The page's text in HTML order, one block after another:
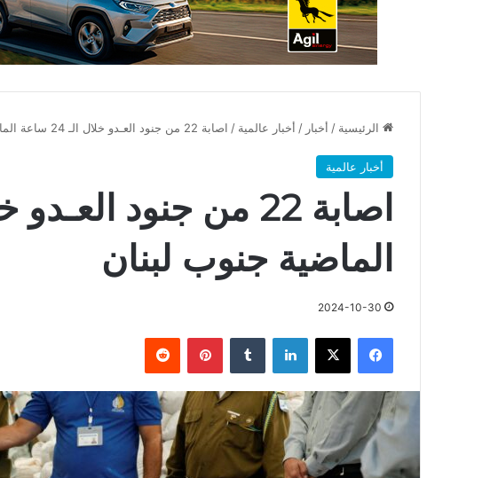
الرئيسية / أخبار / أخبار عالمية / اصابة 22 من جنود العـدو خلال الـ 24 ساعة الماضية جنوب لبنان
أخبار عالمية
الماضية جنوب لبنان
2024-10-30
فيسبوك X لينكدإن بينتيريست